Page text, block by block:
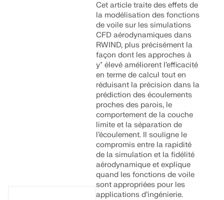
Votre porte vers la modélisation paramétrique et
Découvrir l’API
Cet article traite des effets de
la modélisation des fonctions
de voile sur les simulations
CFD aérodynamiques dans
RWIND, plus précisément la
façon dont les approches à
y⁺ élevé améliorent l’efficacité
en terme de calcul tout en
réduisant la précision dans la
prédiction des écoulements
proches des parois, le
comportement de la couche
limite et la séparation de
l’écoulement. Il souligne le
compromis entre la rapidité
de la simulation et la fidélité
aérodynamique et explique
quand les fonctions de voile
sont appropriées pour les
applications d’ingénierie.